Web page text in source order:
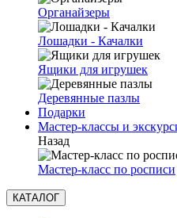
Органайзеры
Лошадки - Качалки
Ящики для игрушек
Деревянные пазлы
Подарки
Мастер-классы и
Назад
Мастер-класс по росписи
КАТАЛОГ